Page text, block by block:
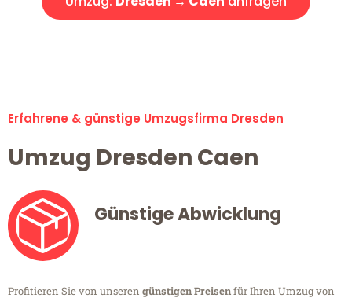
Erfahrene & günstige Umzugsfirma Dresden
Umzug Dresden Caen
Günstige Abwicklung
Profitieren Sie von unseren günstigen Preisenfür Ihren Umzug von